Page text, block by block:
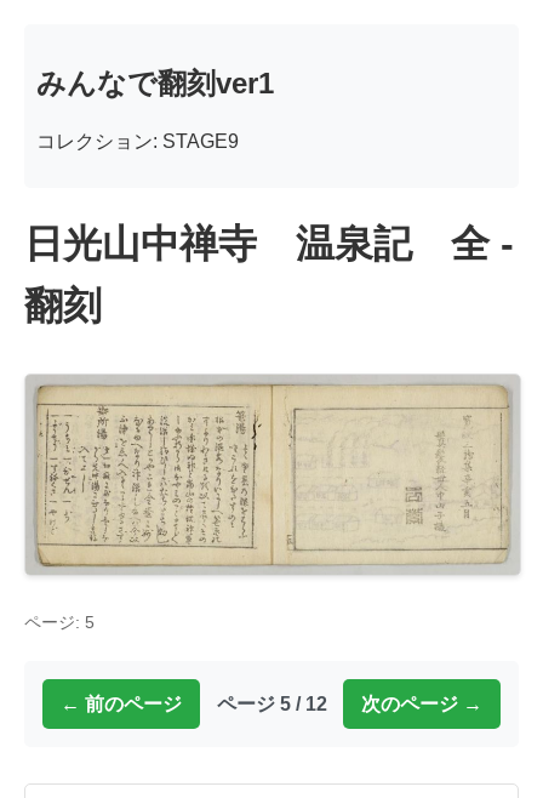
みんなで翻刻ver1
コレクション: STAGE9
日光山中禅寺 温泉記 全 -
翻刻
ページ: 5
← 前のページ ページ 5 / 12 次のページ →